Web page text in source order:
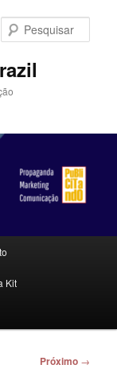
Kit
Próximo →